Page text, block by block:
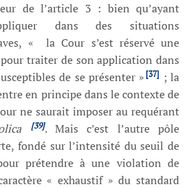
de l’article 3 : bien qu’ayant
dans des situations
« la Cour s’est réservé une
traiter de son application dans
de se présenter » [37] ; la
en principe dans le contexte de
ne saurait imposer au requérant
[39]. Mais c’est l’autre pôle
fondé sur l’intensité du seuil de
prétendre à une violation de
« exhaustif » du standard